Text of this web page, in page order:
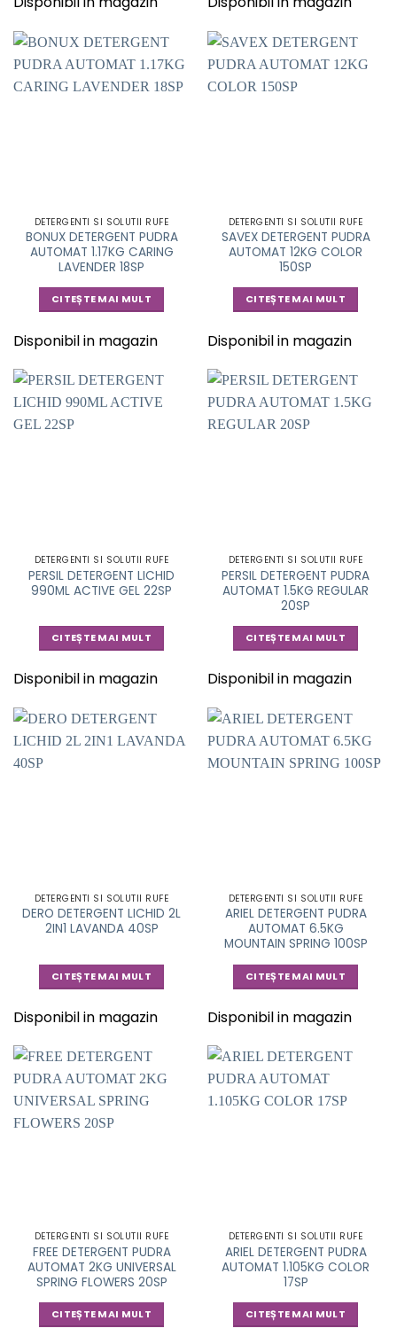
DETERGENTI SI SOLUTII RUFE
BONUX DETERGENT PUDRA
AUTOMAT 1.17KG CARING
LAVENDER 18SP
CITEȘTE MAI MULT
Disponibil in magazin
DETERGENTI SI SOLUTII RUFE
SAVEX DETERGENT PUDRA
AUTOMAT 12KG COLOR
150SP
CITEȘTE MAI MULT
Disponibil in magazin
DETERGENTI SI SOLUTII RUFE
PERSIL DETERGENT LICHID
990ML ACTIVE GEL 22SP
CITEȘTE MAI MULT
Disponibil in magazin
DETERGENTI SI SOLUTII RUFE
PERSIL DETERGENT PUDRA
AUTOMAT 1.5KG REGULAR
20SP
CITEȘTE MAI MULT
Disponibil in magazin
DETERGENTI SI SOLUTII RUFE
DERO DETERGENT LICHID 2L
2IN1 LAVANDA 40SP
CITEȘTE MAI MULT
Disponibil in magazin
DETERGENTI SI SOLUTII RUFE
ARIEL DETERGENT PUDRA
AUTOMAT 6.5KG
MOUNTAIN SPRING 100SP
CITEȘTE MAI MULT
Disponibil in magazin
DETERGENTI SI SOLUTII RUFE
FREE DETERGENT PUDRA
AUTOMAT 2KG UNIVERSAL
SPRING FLOWERS 20SP
CITEȘTE MAI MULT
DETERGENTI SI SOLUTII RUFE
ARIEL DETERGENT PUDRA
AUTOMAT 1.105KG COLOR
17SP
CITEȘTE MAI MULT